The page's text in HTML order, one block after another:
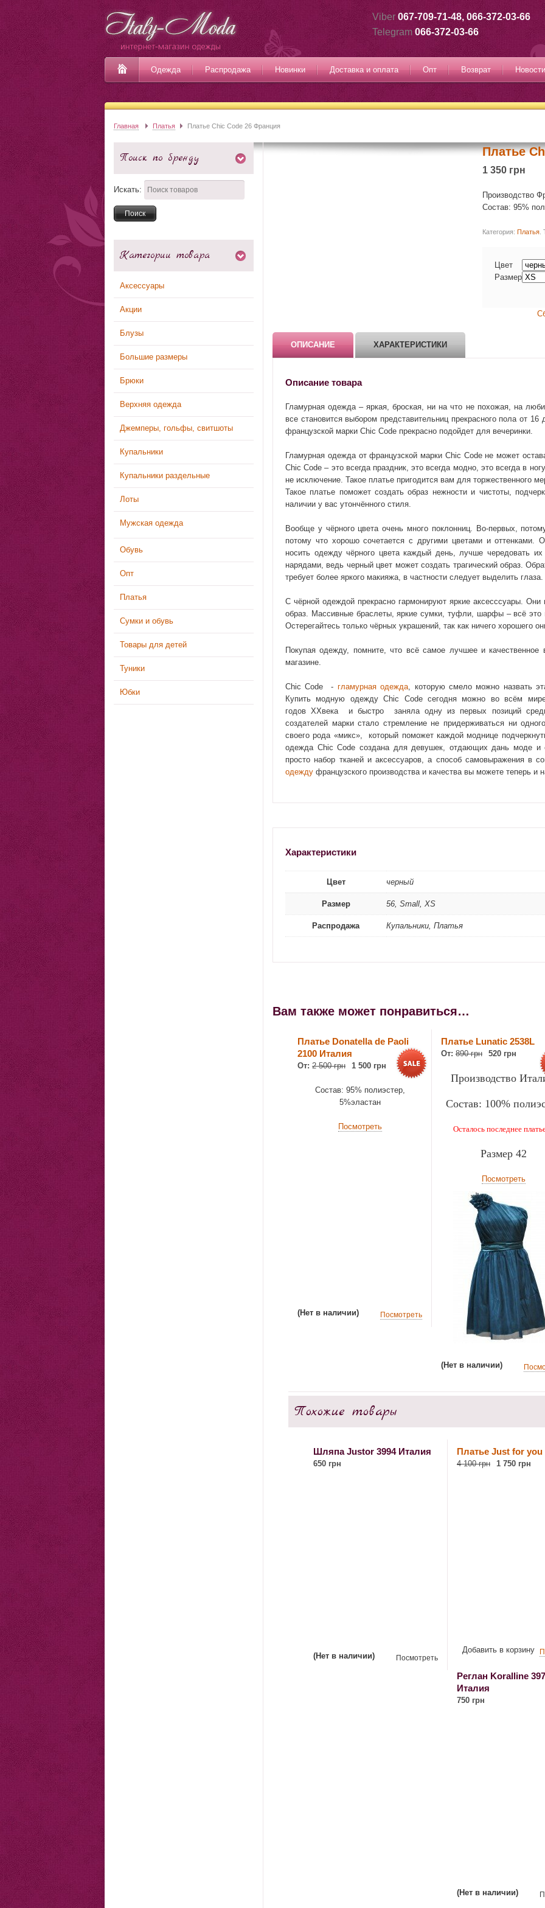
Viber 067-709-71-48, 066-372-03-66
Telegram 066-372-03-66
Одежда Распродажа Новинки Доставка и оплата Опт Возврат
Главная Платья Платье Chic Code 26 Франция
Поиск по бренду
Искать:
Категории товара
Аксессуары
Акции
Блузы
Большие размеры
Брюки
Верхняя одежда
Джемперы, гольфы, свитшоты
Купальники
Купальники раздельные
Лоты
Мужская одежда
Обувь
Опт
Платья
Сумки и обувь
Товары для детей
Туники
Юбки
Платье
1 350 грн
Производство
Состав: 95%
Категория: Платья
Цвет
Размер
ОПИСАНИЕ ХАРАКТЕРИСТИКИ
Описание товара
Гламурная одежда – яркая, броская, ни на что не похожая, на
все становится выбором представительниц прекрасного пола от
французской марки Chic Code прекрасно подойдет для вечеринки.
Гламурная одежда от французской марки Chic Code не может
Chic Code – это всегда праздник, это всегда модно, это всегда в
не исключение. Такое платье пригодится вам для торжественного
Такое платье поможет создать образ нежности и чистоты,
наличии у вас утончённого стиля.
Вообще у чёрного цвета очень много поклонниц. Во-первых,
потому что хорошо сочетается с другими цветами и оттенками.
носить одежду чёрного цвета каждый день, лучше чередовать
нарядами, ведь черный цвет может создать трагический образ.
требует более яркого макияжа, в частности следует выделить глаза.
С чёрной одеждой прекрасно гармонируют яркие аксесссуары.
образ. Массивные браслеты, яркие сумки, туфли, шарфы – всё это
Остерегайтесь только чёрных украшений, так как ничего хорошего
Покупая одежду, помните, что всё самое лучшее и
магазине.
Chic Code - гламурная одежда, которую смело можно назвать
Купить модную одежду Chic Code сегодня можно во всём
годов XXвека и быстро заняла одну из первых позиций
создателей марки стало стремление не придерживаться ни
своего рода «микс», который поможет каждой моднице
одежда Chic Code создана для девушек, отдающих дань моде
просто набор тканей и аксессуаров, а способ самовыражения в
одежду французского производства и качества вы можете теперь и
Характеристики
Цвет черный
Размер 56, Small, XS
Распродажа Купальники, Платья
Вам также может понравиться…
Платье Donatella de Paoli
2100 Италия
От: 2 500 грн 1 500 грн
Состав: 95% полиэстер,
5%эластан
Посмотреть
(Нет в наличии) Посмотреть
Платье Lunatic 2538L
От: 890 грн 520 грн
Производство
Состав: 100%
Осталось последнее
Размер 42
Посмотреть
(Нет в наличии)
Похожие товары
Шляпа Justor 3994 Италия
650 грн
(Нет в наличии) Посмотреть
Платье Just for you
4 100 грн 1 750 грн
Добавить в корзину
Реглан Koralline
Италия
750 грн
(Нет в наличии)